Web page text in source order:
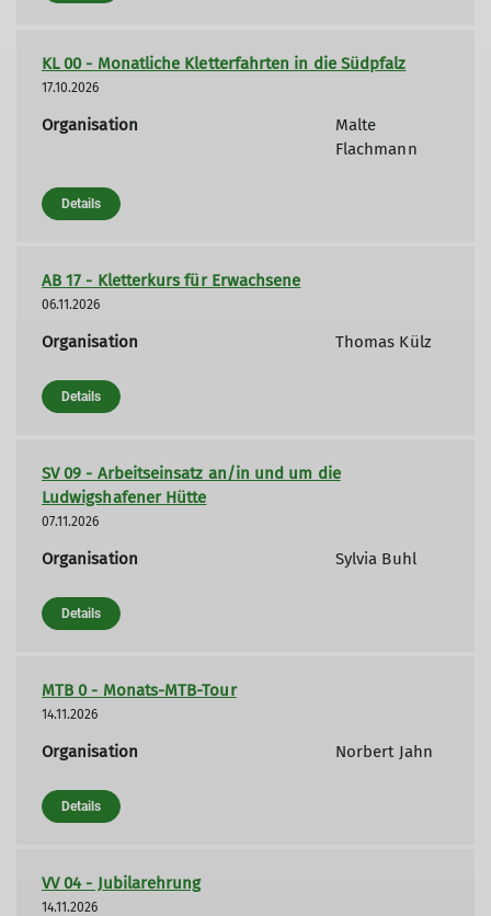
KL 00 - Monatliche Kletterfahrten in die Südpfalz
17.10.2026
Organisation
Malte
Flachmann
Details
AB 17 - Kletterkurs für Erwachsene
06.11.2026
Organisation Thomas Külz
Details
SV 09 - Arbeitseinsatz an/in und um die
Ludwigshafener Hütte
07.11.2026
Organisation Sylvia Buhl
Details
MTB 0 - Monats-MTB-Tour
14.11.2026
Organisation Norbert Jahn
Details
VV 04 - Jubilarehrung
14.11.2026